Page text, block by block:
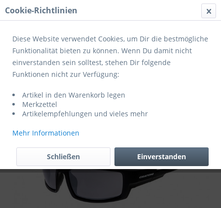
Menü
Übersicht Fahrradbrillen
Cookie-Richtlinien
Diese Website verwendet Cookies, um Dir die bestmögliche
Funktionalität bieten zu können. Wenn Du damit nicht
einverstanden sein solltest, stehen Dir folgende
Funktionen nicht zur Verfügung:
Artikel in den Warenkorb legen
Merkzettel
Artikelempfehlungen und vieles mehr
Mehr Informationen
Einverstanden
Schließen